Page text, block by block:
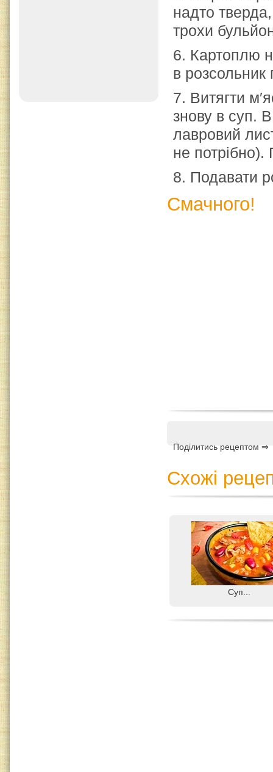
надто
трохи
6. Картоплю
в розсольник
7. Витягти
знову в суп.
лавровий
не потрібно).
8. Подавати
Смачного!
Поділитись рецептом ⇒
Схожі
Суп...